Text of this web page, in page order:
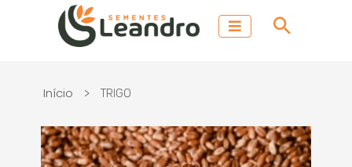
Início > TRIGO